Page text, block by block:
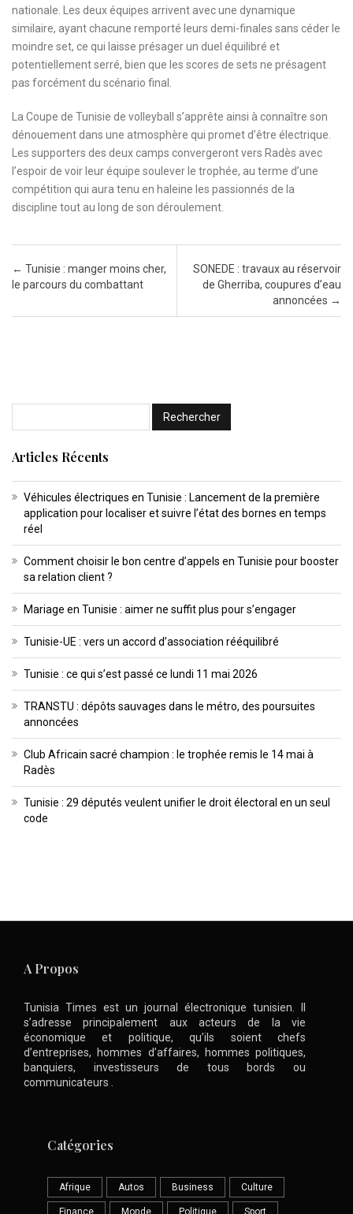
nationale. Les deux équipes arrivent avec une dynamique
similaire, ayant chacune remporté leurs demi-finales sans céder le
moindre set, ce qui laisse présager un duel équilibré et
potentiellement serré, bien que les scores de sets ne présagent
pas forcément du scénario final.
La Coupe de Tunisie de volleyball s’apprête ainsi à connaître son
dénouement dans une atmosphère qui promet d’être électrique.
Les supporters des deux camps convergeront vers Radès avec
l’espoir de voir leur équipe soulever le trophée, au terme d’une
compétition qui aura tenu en haleine les passionnés de la
discipline tout au long de son déroulement.
Post navigation
← Tunisie : manger moins cher,
le parcours du combattant
SONEDE : travaux au réservoir
de Gherriba, coupures d’eau
annoncées →
Articles Récents
Véhicules électriques en Tunisie : Lancement de la première
application pour localiser et suivre l’état des bornes en temps
réel
Comment choisir le bon centre d’appels en Tunisie pour booster
sa relation client ?
Mariage en Tunisie : aimer ne suffit plus pour s’engager
Tunisie-UE : vers un accord d’association rééquilibré
Tunisie : ce qui s’est passé ce lundi 11 mai 2026
TRANSTU : dépôts sauvages dans le métro, des poursuites
annoncées
Club Africain sacré champion : le trophée remis le 14 mai à
Radès
Tunisie : 29 députés veulent unifier le droit électoral en un seul
code
A Propos
Tunisia Times est un journal électronique tunisien. Il
s’adresse principalement aux acteurs de la vie
économique et politique, qu’ils soient chefs
d’entreprises, hommes d’affaires, hommes politiques,
banquiers, investisseurs de tous bords ou
communicateurs .
Catégories
Afrique Autos Business Culture